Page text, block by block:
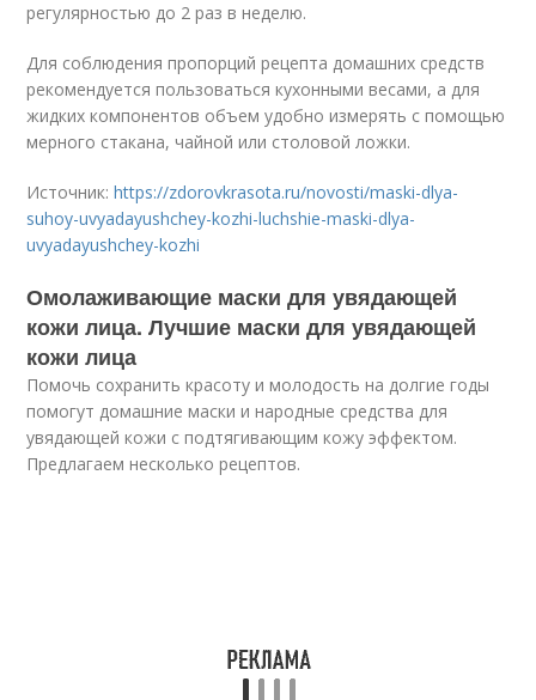
регулярностью до 2 раз в неделю.
Для соблюдения пропорций рецепта домашних средств
рекомендуется пользоваться кухонными весами, а для
жидких компонентов объем удобно измерять с помощью
мерного стакана, чайной или столовой ложки.
Источник:https://zdorovkrasota.ru/novosti/maski-dlya-
suhoy-uvyadayushchey-kozhi-luchshie-maski-dlya-
uvyadayushchey-kozhi
Омолаживающие маски для увядающей
кожи лица. Лучшие маски для увядающей
кожи лица
Помочь сохранить красоту и молодость на долгие годы
помогут домашние маски и народные средства для
увядающей кожи с подтягивающим кожу эффектом.
Предлагаем несколько рецептов.